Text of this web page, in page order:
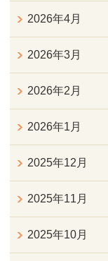
2026年4月
2026年3月
2026年2月
2026年1月
2025年12月
2025年11月
2025年10月